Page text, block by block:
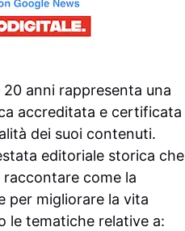
anni rappresenta una
accreditata e certificata
dei suoi contenuti.
editoriale storica che
come la
per migliorare la vita
le tematiche relative a: